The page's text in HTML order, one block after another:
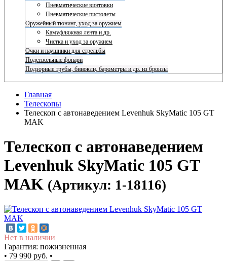
Пневматические винтовки
Пневматические пистолеты
Оружейный тюнинг, уход за оружием
Камуфляжная лента и др.
Чистка и уход за оружием
Очки и наушники для стрельбы
Подствольные фонари
Подзорные трубы, бинокли, барометры и др. из бронзы
Главная
Телескопы
Телескоп с автонаведением Levenhuk SkyMatic 105 GT
MAK
Телескоп с автонаведением
Levenhuk SkyMatic 105 GT
MAK (Артикул: 1-18116)
Нет в наличии
Гарантия: пожизненная
• 79 990 руб. •